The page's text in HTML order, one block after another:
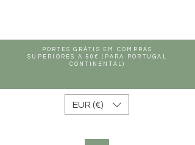
PORTES GRÁTIS EM COMPRAS
SUPERIORES A 50€ (PARA PORTUGAL
CONTINENTAL)
EUR (€)